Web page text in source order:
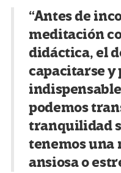
“Antes de
meditación
didáctica, el
capacitarse y
podemos
tranquilidad
tenemos una
ansiosa o